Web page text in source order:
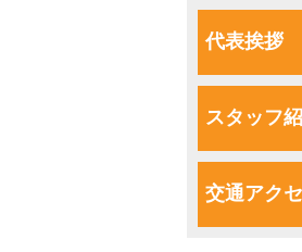
代表挨拶
スタッフ
交通アク